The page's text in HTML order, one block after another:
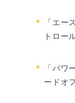
「エー
トロー
「パワ
ードオ